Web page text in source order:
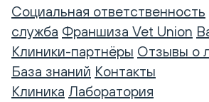
Социальная ответственность
служба Франшиза Vet Union
Клиники-партнёры Отзывы о
База знаний Контакты
Клиника Лаборатория